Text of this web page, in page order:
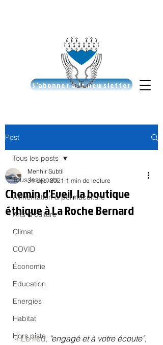
S'abonner à la newsletter
Post
Tous les posts
Alimentation & permaculture
Arts & culture
Climat
COVID
Économie
Education
Energies
Habitat
Hors piste
Tous les posts
Chemin d'Eveil, la boutique
éthique à La Roche Bernard
Menhir Subtil
31 déc. 2021 1 min de lecture
« Le lieu, "engagé et à votre écoute",